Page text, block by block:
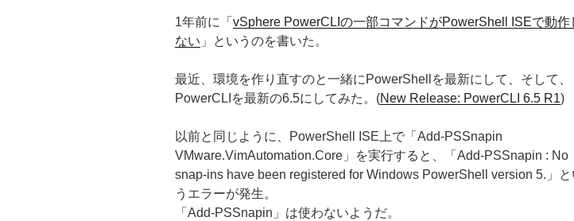
1年前に「 vSphere PowerCLIの一部コマンドがPowerShell ISEで動作
ない 」というのを書いた。
最近、環境を作り直すのと一緒にPowerShellを最新にして、そして、
PowerCLIを最新の6.5にしてみた。(New Release: PowerCLI 6.5 R1)
以前と同じように、PowerShell ISE上で「Add-PSSnapin
VMware.VimAutomation.Core」を実行すると、「Add-PSSnapin : No
snap-ins have been registered for Windows PowerShell version 5.」と
うエラーが発生。
「Add-PSSnapin」は使わないようだ。